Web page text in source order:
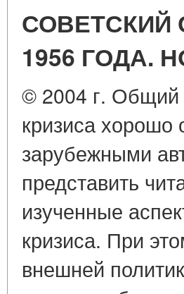
СОВЕТСКИЙ
1956 ГОДА.
© 2004 г. Общий
кризиса хорошо
зарубежными
представить
изученные
кризиса. При
внешней